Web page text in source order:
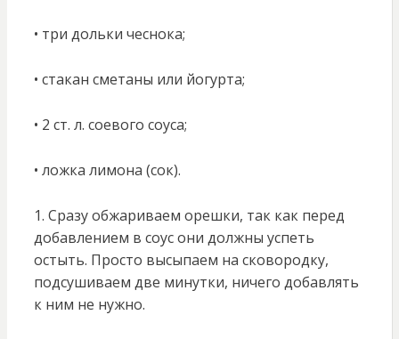
• три дольки чеснока;
• стакан сметаны или йогурта;
• 2 ст. л. соевого соуса;
• ложка лимона (сок).
1. Сразу обжариваем орешки, так как перед
добавлением в соус они должны успеть
остыть. Просто высыпаем на сковородку,
подсушиваем две минутки, ничего добавлять
к ним не нужно.